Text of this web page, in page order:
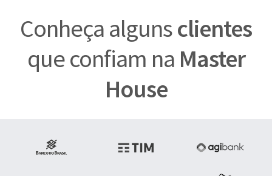
Conheça algunsclientes
que confiam na Master
House